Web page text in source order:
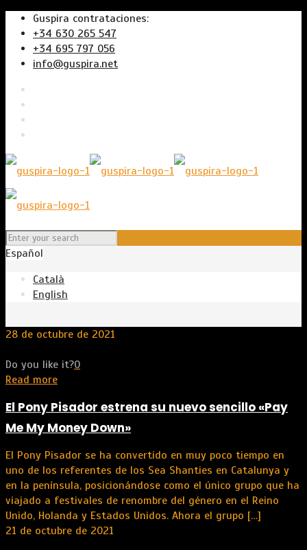
Guspira contrataciones:
+34 630 265 547
+34 695 797 056
info@guspira.net
Español
Català
English
28 de octubre de 2021
Do you like it?0
Read more
El Pony Pisador estrena su nuevo sencillo «Pay
Me My Money Down»
El Pony Pisador se ha convertido en muy poco tiempo en
uno de los referentes de los Sea Shanties en Catalunya y
en la península, posicionándose como el único grupo que ha
viajado a festivales de renombre del género en el Reino
Unido, Holanda y Estados Unidos. Ahora el grupo […]
21 de octubre de 2021